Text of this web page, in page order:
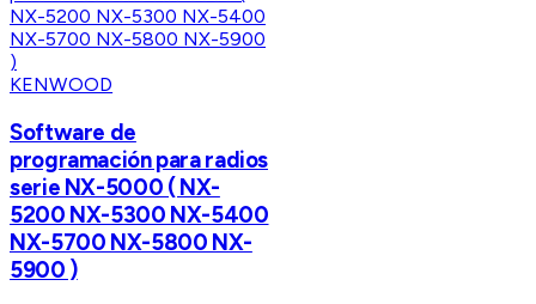
KENWOOD
Software de
programación para radios
serie NX-5000 ( NX-
5200 NX-5300 NX-5400
NX-5700 NX-5800 NX-
5900 )